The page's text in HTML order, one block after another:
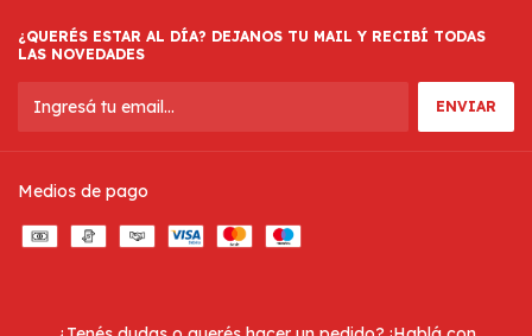
¿QUERÉS ESTAR AL DÍA? DEJANOS TU MAIL Y RECIBÍ TODAS
LAS NOVEDADES
Medios de pago